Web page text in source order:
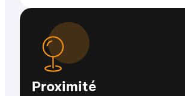
Proximité